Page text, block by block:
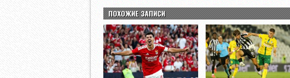
ПОХОЖИЕ ЗАПИСИ